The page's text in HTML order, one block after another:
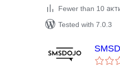
Fewer than 10
Tested with 7.0.3